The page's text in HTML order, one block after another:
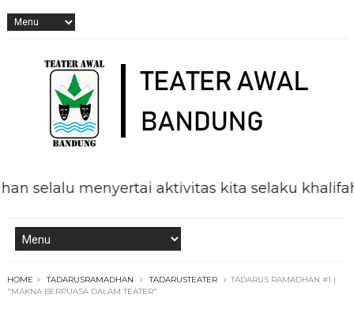
menyertai aktivitas kita selaku khalifah di
HOME TADARUSRAMADHAN TADARUSTEATER
TADARUS RAMADHAN #1 |
"MAKNA BERPUASA DALAM TEATER"